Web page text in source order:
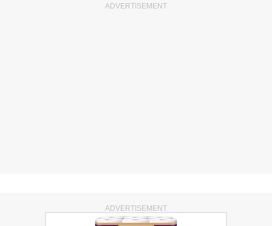
ADVERTISEMENT
ADVERTISEMENT